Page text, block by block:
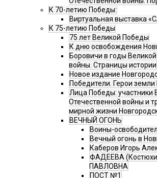
К 70-летию Победы:
Виртуальная выставка
К 75-летию Победы
75 лет Великой Победы
К дню освобождения
Боровичи в годы
войны. Страницы истории
Новое издание
Победители. Герои
Лица Победы: участники
Отечественной войны и
мирной жизни
ВЕЧНЫЙ ОГОНЬ
Воины-
Вечный огонь в
Каберов Игорь
ФАДЕЕВА
ПАВЛОВНА
ПОСТ №1